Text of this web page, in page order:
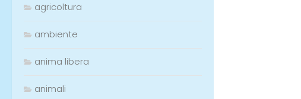
agricoltura
ambiente
anima libera
animali